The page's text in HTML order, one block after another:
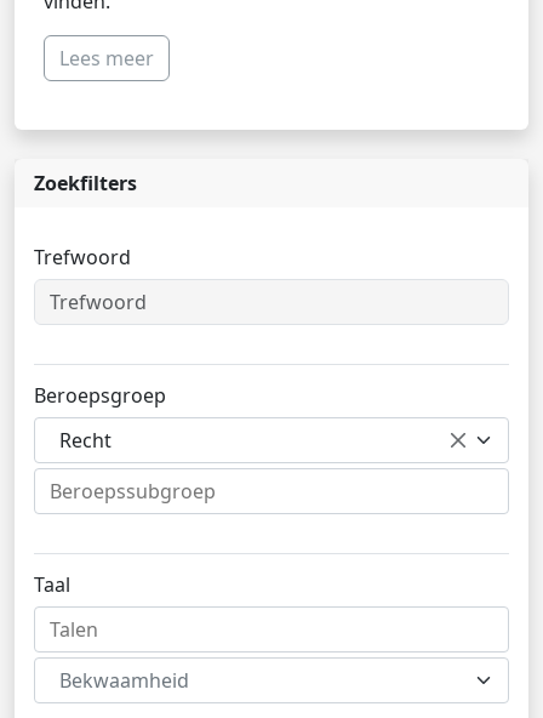
Lees meer
Zoekfilters
Trefwoord
Beroepsgroep
Recht
Taal
Bekwaamheid